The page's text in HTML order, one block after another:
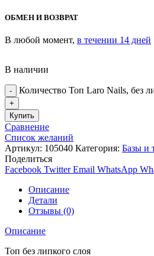
ОБМЕН И ВОЗВРАТ
В любой момент, в течении 14 дней
В наличии
Количество Топ Laro Nails, без
Купить
Сравнение
Список желаний
Артикул: 105040 Категория: Базы и
Поделиться
Facebook Twitter Email WhatsApp
Описание
Детали
Отзывы (0)
Описание
Топ без липкого слоя